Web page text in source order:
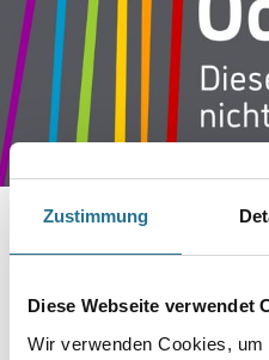
Zustimmung
Diese Webseite verwendet
Wir verwenden Cookies,
IST